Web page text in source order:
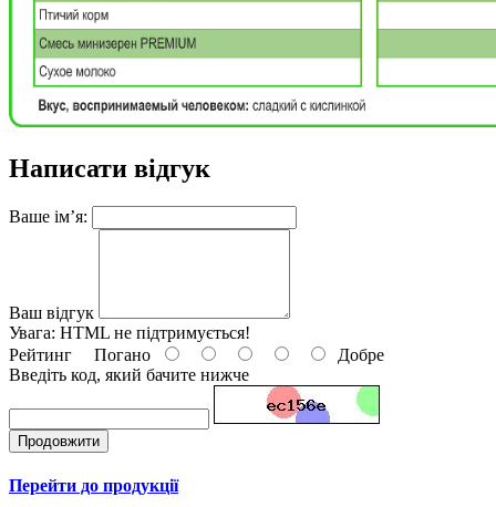
Написати відгук
Ваше ім’я:
Ваш відгук
Увага: HTML не підтримується!
Рейтинг Погано
Добре
Введіть код, який бачите нижче
Продовжити
Перейти до продукції